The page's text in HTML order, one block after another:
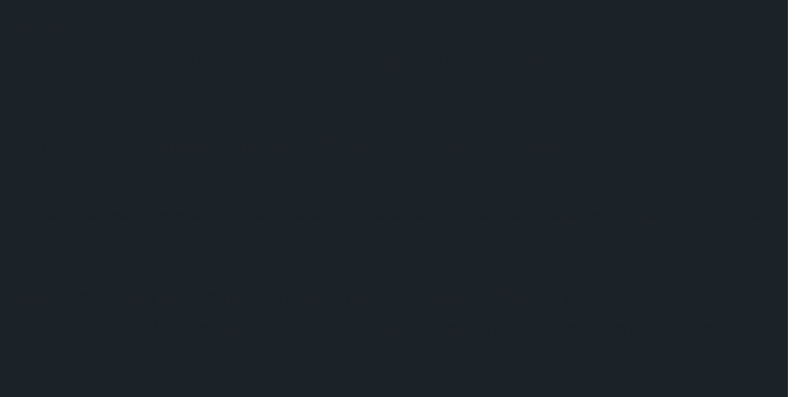
es viele historische Orte und einzigartiges Essen. Alles wimmelt von Entdeckungsmöglichkeiten für alle, die die Stadt
heute aussieht. Man kann es an bestimmten Tagen besuchen, um etwas zu lernen.
war er die erste Universität in Vietnam. Die schönen Gebäude und Aufschriften erzählen von vergangenen Studenten.
und Banh Mi-Sandwiches. Die Stadt hat nicht nur Geschichte zu bieten, sondern auch Essen, das die